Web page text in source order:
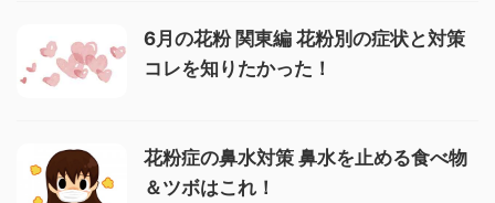
6月の花粉 関東編 花粉別の症状と対策
コレを知りたかった！
花粉症の鼻水対策 鼻水を止める食べ物
＆ツボはこれ！